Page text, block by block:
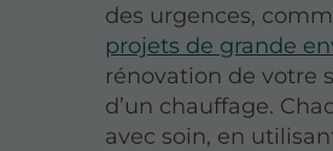
des urgences,
projets de grande
rénovation de votre
d’un chauffage.
avec soin, en